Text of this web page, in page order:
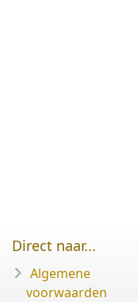
Direct naar...
Algemene
voorwaarden